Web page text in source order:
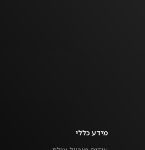
מידע כללי